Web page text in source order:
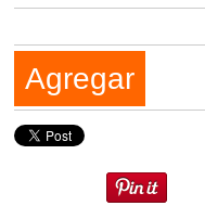
Agregar